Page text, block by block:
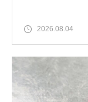
2026.08.04